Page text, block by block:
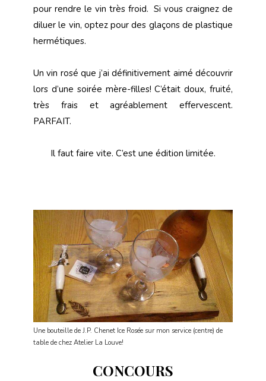
pour rendre le vin très froid. Si vous craignez de
diluer le vin, optez pour des glaçons de plastique
hermétiques.
Un vin rosé que j’ai définitivement aimé découvrir
lors d’une soirée mère-filles! C’était doux, fruité,
très frais et agréablement effervescent.
PARFAIT.
Il faut faire vite. C’est une édition limitée.
Une bouteille de J.P. Chenet Ice Rosée sur mon service (centre) de
table de chez Atelier La Louve!
CONCOURS